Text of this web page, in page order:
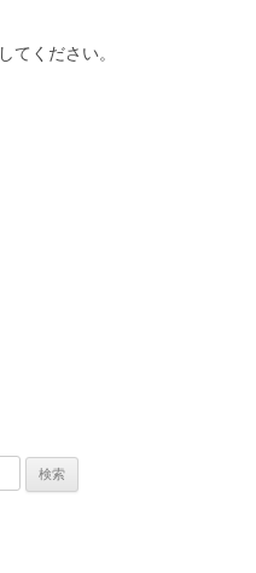
してください。